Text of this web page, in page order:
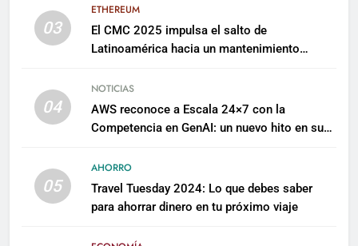
03
ETHEREUM
El CMC 2025 impulsa el salto de
Latinoamérica hacia un mantenimiento
04
NOTICIAS
AWS reconoce a Escala 24×7 con la
Competencia en GenAI: un nuevo hito en su
05
AHORRO
Travel Tuesday 2024: Lo que debes saber
para ahorrar dinero en tu próximo viaje